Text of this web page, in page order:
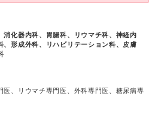
消化器内科、胃腸科、リウマチ科、神経内
、形成外科、リハビリテーション科、皮膚
医、リウマチ専門医、外科専門医、糖尿病専